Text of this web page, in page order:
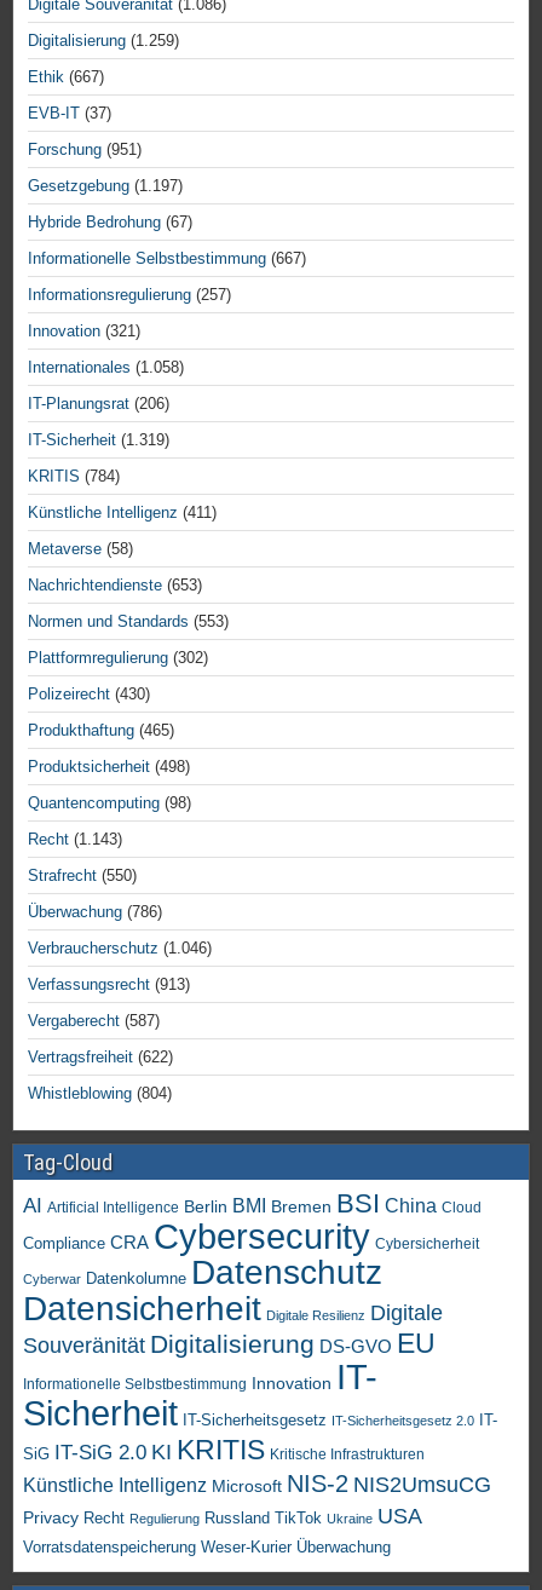
Digitale Souveränität (1.086)
Digitalisierung (1.259)
Ethik (667)
EVB-IT (37)
Forschung (951)
Gesetzgebung (1.197)
Hybride Bedrohung (67)
Informationelle Selbstbestimmung (667)
Informationsregulierung (257)
Innovation (321)
Internationales (1.058)
IT-Planungsrat (206)
IT-Sicherheit (1.319)
KRITIS (784)
Künstliche Intelligenz (411)
Metaverse (58)
Nachrichtendienste (653)
Normen und Standards (553)
Plattformregulierung (302)
Polizeirecht (430)
Produkthaftung (465)
Produktsicherheit (498)
Quantencomputing (98)
Recht (1.143)
Strafrecht (550)
Überwachung (786)
Verbraucherschutz (1.046)
Verfassungsrecht (913)
Vergaberecht (587)
Vertragsfreiheit (622)
Whistleblowing (804)
Tag-Cloud
AI Artificial Intelligence Berlin BMI Bremen BSI China Cloud
Compliance CRA Cybersecurity Cybersicherheit
Cyberwar Datenkolumne Datenschutz
Datensicherheit Digitale Resilienz Digitale
Souveränität Digitalisierung DS-GVO EU
Informationelle Selbstbestimmung Innovation IT-
Sicherheit IT-Sicherheitsgesetz IT-Sicherheitsgesetz 2.0
IT-
SiG IT-SiG 2.0 KI KRITIS Kritische Infrastrukturen
Künstliche Intelligenz Microsoft NIS-2 NIS2UmsuCG
Privacy Recht Regulierung Russland TikTok Ukraine USA
Vorratsdatenspeicherung Weser-Kurier Überwachung